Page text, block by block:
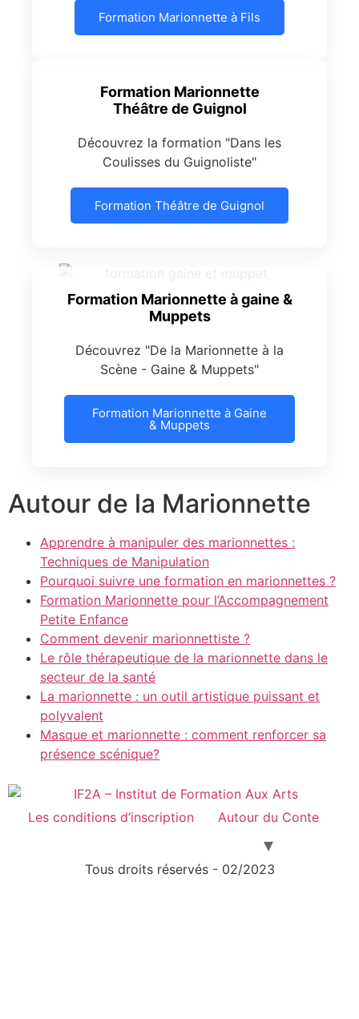
Formation Marionnette à Fils
Formation Marionnette
Théâtre de Guignol
Découvrez la formation "Dans les
Coulisses du Guignoliste"
Formation Théâtre de Guignol
Formation Marionnette à gaine &
Muppets
Découvrez "De la Marionnette à la
Scène - Gaine & Muppets"
Formation Marionnette à Gaine
& Muppets
Autour de la Marionnette
Apprendre à manipuler des marionnettes :
Techniques de Manipulation
Pourquoi suivre une formation en marionnettes ?
Formation Marionnette pour l’Accompagnement
Petite Enfance
Comment devenir marionnettiste ?
Le rôle thérapeutique de la marionnette dans le
secteur de la santé
La marionnette : un outil artistique puissant et
polyvalent
Masque et marionnette : comment renforcer sa
présence scénique?
Les conditions d’inscription Autour du Conte
Tous droits réservés - 02/2023